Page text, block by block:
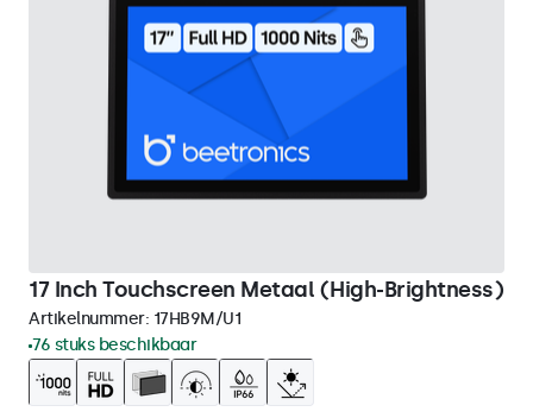
17 Inch Touchscreen Metaal (High-Brightness)
Artikelnummer: 17HB9M/U1
76 stuks beschikbaar